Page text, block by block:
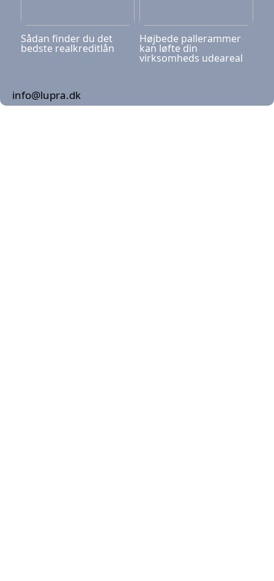
Sådan finder du det
bedste realkreditlån
Højbede pallerammer
kan løfte din
virksomheds udeareal
info@lupra.dk